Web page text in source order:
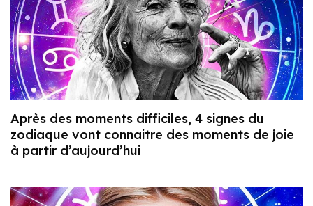
Après des moments difficiles, 4 signes du
zodiaque vont connaitre des moments de joie
à partir d’aujourd’hui